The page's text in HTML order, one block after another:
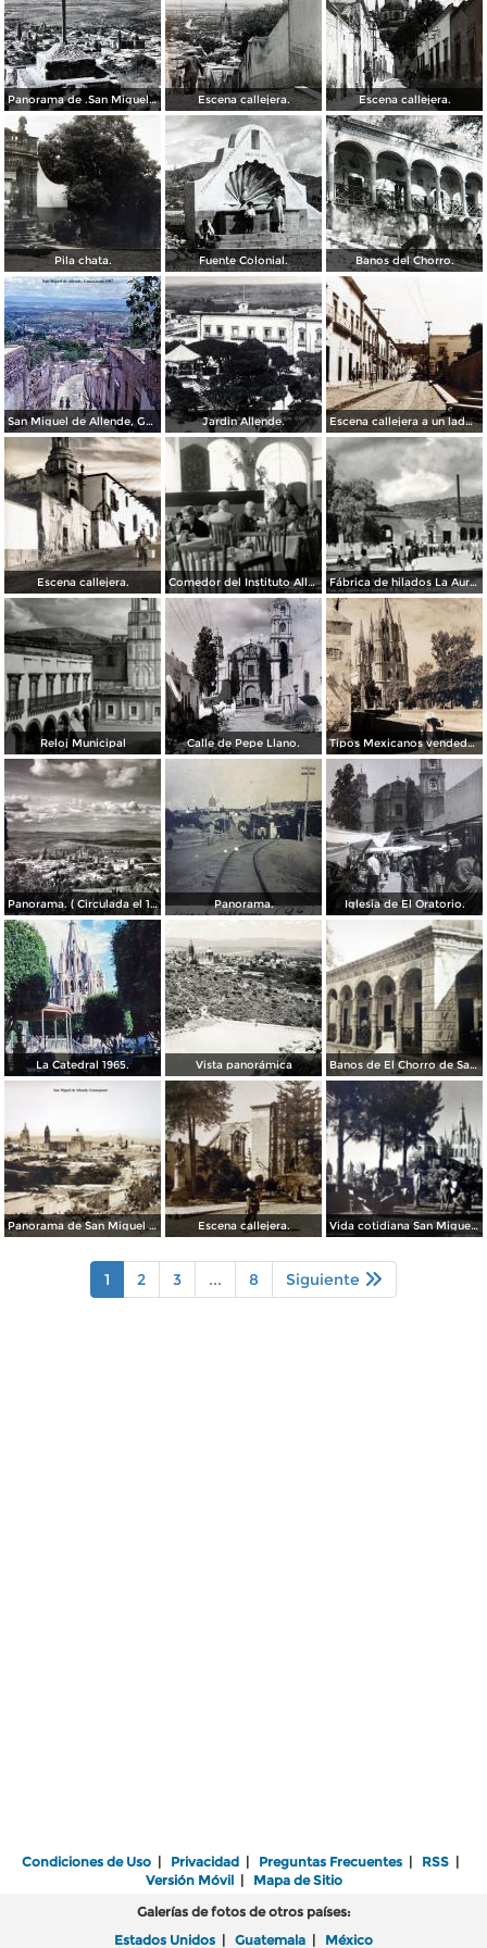
Panorama de .San Miguel de Allende Guanajuato Escena callejera. Escena callejera.
Pila chata. Fuente Colonial. Banos del Chorro.
San Miguel de Allende, Guanajuato 1967 Jardin Allende. Escena callejera a un lado del Exconvento de San Francisco.
Escena callejera. Comedor del Instituto Allende Fábrica de hilados La Aurora
Reloj Municipal Calle de Pepe Llano. Tipos Mexicanos vendedor de agua. ( Circulada el 14 de Octubre de 1942 ).
Panorama. ( Circulada el 17 de Marzo de 1952 ). Panorama. Iglesia de El Oratorio.
La Catedral 1965. Vista panorámica Banos de El Chorro de San Miguel de Allende, Guanajuato.
Panorama de San Miguel de Allende, Guanajuato . Escena callejera. Vida cotidiana San Miguel de Allende Guanajuato.
1 2 3 ... 8 Siguiente
Condiciones de Uso | Privacidad | Preguntas Frecuentes | RSS |
Versión Móvil| Mapa de Sitio
Galerías de fotos de otros países:
Estados Unidos | Guatemala | México